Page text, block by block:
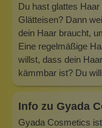
Du hast glattes
Glätteisen? Dann
dein Haar braucht,
Eine regelmäßige
willst, dass dein
kämmbar ist? Du
Info zu Gyada
Gyada Cosmetics